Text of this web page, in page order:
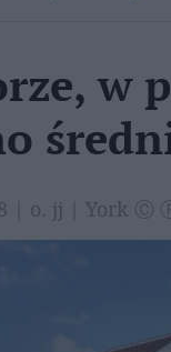
w
| o. jj | York Ⓒ